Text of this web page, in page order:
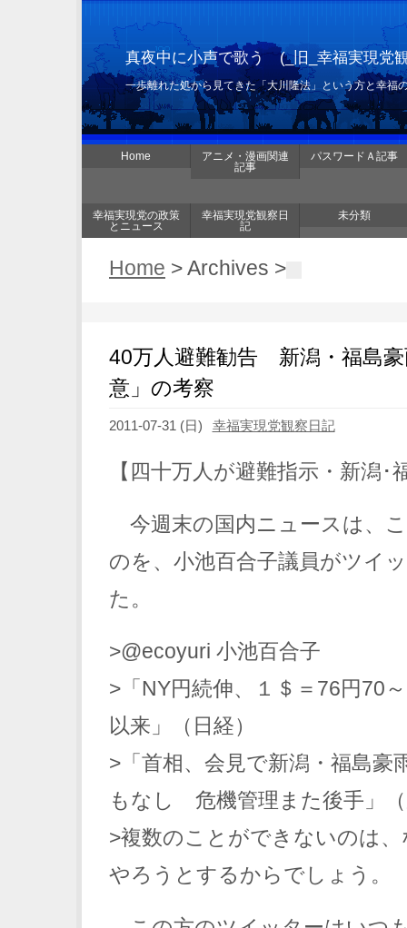
真夜中に小声で歌う (_旧_幸福実現党
一歩離れた処から見てきた「大川隆法」という方と幸福
Home
アニメ・漫画関連
記事
パスワードＡ記事
幸福実現党の政策
とニュース
幸福実現党観察日
記
未分類
Home > Archives >
40万人避難勧告 新潟・福島
意」の考察
2011-07-31 (日) 幸福実現党観察日記
【四十万人が避難指示・新潟･
今週末の国内ニュースは、
のを、小池百合子議員がツイ
た。
>@ecoyuri 小池百合子
>「NY円続伸、１＄＝76円70
以来」（日経）
>「首相、会見で新潟・福島豪
もなし 危機管理また後手」
>複数のことができないのは
やろうとするからでしょう。